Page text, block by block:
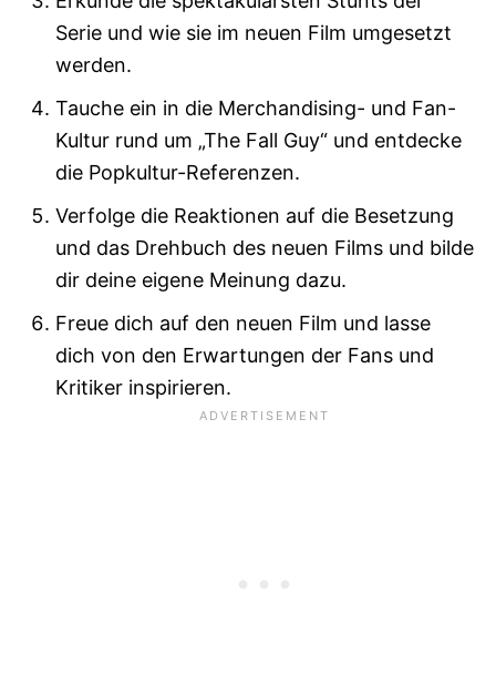
Serie und wie sie im neuen Film umgesetzt
werden.
Tauche ein in die Merchandising- und Fan-
Kultur rund um „The Fall Guy“ und entdecke
die Popkultur-Referenzen.
Verfolge die Reaktionen auf die Besetzung
und das Drehbuch des neuen Films und bilde
dir deine eigene Meinung dazu.
Freue dich auf den neuen Film und lasse
dich von den Erwartungen der Fans und
Kritiker inspirieren.